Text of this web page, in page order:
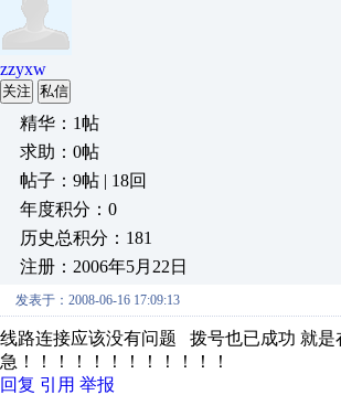
zzyxw
关注 私信
精华：1帖
求助：0帖
帖子：9帖 | 18回
年度积分：0
历史总积分：181
注册：2006年5月22日
发表于：2008-06-16 17:09:13
线路连接应该没有问题 拨号也已成功 就
急！！！！！！！！！！！！
回复 引用 举报